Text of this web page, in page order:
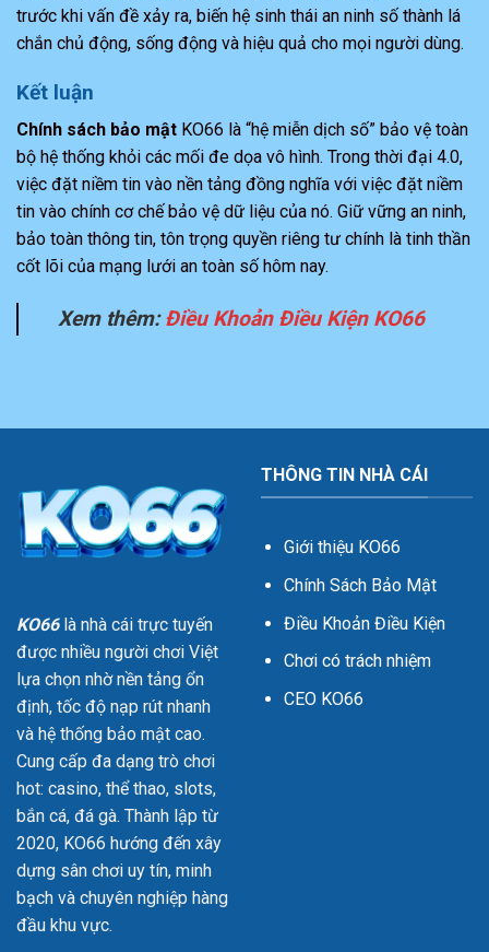
trước khi vấn đề xảy ra, biến hệ sinh thái an ninh số thành lá
chắn chủ động, sống động và hiệu quả cho mọi người dùng.
Kết luận
Chính sách bảo mật KO66 là “hệ miễn dịch số” bảo vệ toàn
bộ hệ thống khỏi các mối đe dọa vô hình. Trong thời đại 4.0,
việc đặt niềm tin vào nền tảng đồng nghĩa với việc đặt niềm
tin vào chính cơ chế bảo vệ dữ liệu của nó. Giữ vững an ninh,
bảo toàn thông tin, tôn trọng quyền riêng tư chính là tinh thần
cốt lõi của mạng lưới an toàn số hôm nay.
Xem thêm:Điều Khoản Điều Kiện KO66
KO66 là nhà cái trực tuyến
được nhiều người chơi Việt
lựa chọn nhờ nền tảng ổn
định, tốc độ nạp rút nhanh
và hệ thống bảo mật cao.
Cung cấp đa dạng trò chơi
hot: casino, thể thao, slots,
bắn cá, đá gà. Thành lập từ
2020, KO66 hướng đến xây
dựng sân chơi uy tín, minh
bạch và chuyên nghiệp hàng
đầu khu vực.
THÔNG TIN NHÀ CÁI
Giới thiệu KO66
Chính Sách Bảo Mật
Điều Khoản Điều Kiện
Chơi có trách nhiệm
CEO KO66